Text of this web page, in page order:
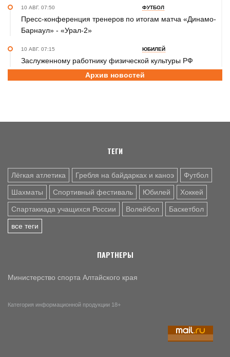
10 АВГ. 07:50 ФУТБОЛ
Пресс-конференция тренеров по итогам матча «Динамо-
Барнаул» - «Урал-2»
10 АВГ. 07:15 ЮБИЛЕЙ
Заслуженному работнику физической культуры РФ
Татьяне Вараксиной – 70 лет
обыграл "Распадскую" - 4:1
Архив новостей
ТЕГИ
Лёгкая атлетика Гребля на байдарках и каноэ Футбол
Шахматы Спортивный фестиваль Юбилей Хоккей
Спартакиада учащихся России Волейбол Баскетбол
все теги
ПАРТНЕРЫ
Министерство спорта Алтайского края
Категория информационной продукции 18+